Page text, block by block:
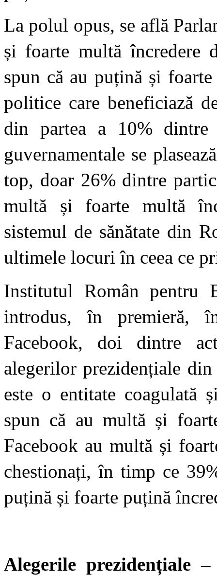
La polul opus, se află
și foarte multă încredere
spun că au puțină și
politice care beneficiază
din partea a 10% dintre
guvernamentale se
top, doar 26% dintre
multă și foarte multă
sistemul de sănătate din
ultimele locuri în ceea ce
Institutul Român pentru
introdus, în premieră,
Facebook, doi dintre
alegerilor prezidențiale
este o entitate coagulată
spun că au multă și
Facebook au multă și
chestionați, în timp ce
puțină și foarte puțină
Alegerile prezidențiale